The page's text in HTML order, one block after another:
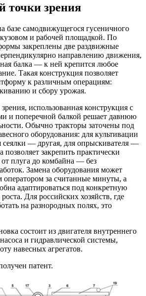
точки зрения
базе самодвижущегося гусеничного
и рабочей площадкой. По
закреплены две раздвижные
направлению движения,
балка — к ней крепится любое
Такая конструкция позволяет
к различным операциям:
и сбору урожая.
использованная конструкция с
и поперечной балкой решает давнюю
Обычно тракторы заточены под
оборудования: для культивации
сеялки — другая, для опрыскивателя —
позволяет закрепить практически
плуга до комбайна — без
Замена оборудования может
оператором за считанные минуты, а
адаптироваться под конкретную
Для российских хозяйств, где
на разнородных полях, это
состоит из двигателя внутреннего
и гидравлической системы,
навесных агрегатов.
патент.